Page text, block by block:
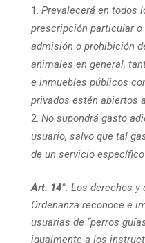
Prevalecerá en todos
prescripción particular o
admisión o prohibición
animales en general,
e inmuebles públicos
privados estén abiertos
No supondrá gasto
usuario, salvo que tal
de un servicio
Art. 14°: Los derechos y
Ordenanza reconoce e
usuarias de “perros
igualmente a los